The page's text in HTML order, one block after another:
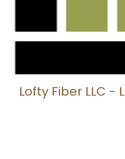
Lofty Fiber LLC - L